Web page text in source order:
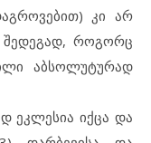
კი არ
შედეგად, როგორც
აბსოლუტურად
ეკლესია იქცა და